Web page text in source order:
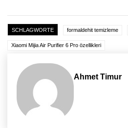
SCHLAGWORTE formaldehit temizleme
Xiaomi Mijia Air Purifier 6 Pro özellikleri
Ahmet Timur